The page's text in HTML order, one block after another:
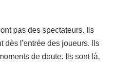
pas des spectateurs. Ils
dès l'entrée des joueurs. Ils
de doute. Ils sont là,